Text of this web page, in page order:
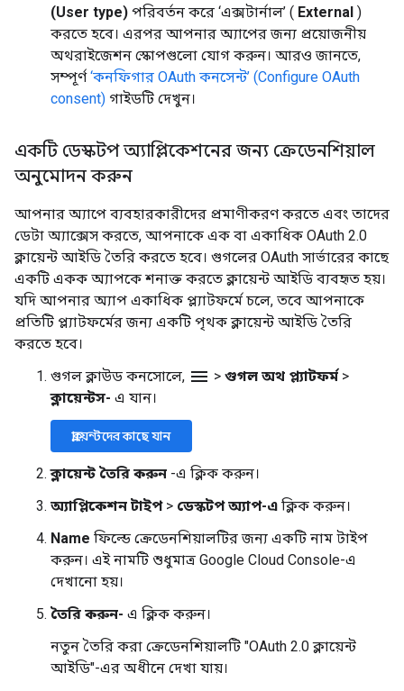
(User type) পরিবর্তন করে ‘এক্সটার্নাল’ ( External )
করতে হবে। এরপর আপনার অ্যাপের জন্য প্রয়োজনীয়
অথরাইজেশন স্কোপগুলো যোগ করুন। আরও জানতে,
সম্পূর্ণ‘কনফিগার OAuth কনসেন্ট’ (Configure OAuth
consent) গাইডটি দেখুন।
একটি ডেস্কটপ অ্যাপ্লিকেশনের জন্য ক্রেডেনশিয়াল
অনুমোদন করুন
আপনার অ্যাপে ব্যবহারকারীদের প্রমাণীকরণ করতে এবং তাদের
ডেটা অ্যাক্সেস করতে, আপনাকে এক বা একাধিক OAuth 2.0
ক্লায়েন্ট আইডি তৈরি করতে হবে। গুগলের OAuth সার্ভারের কাছে
একটি একক অ্যাপকে শনাক্ত করতে ক্লায়েন্ট আইডি ব্যবহৃত হয়।
যদি আপনার অ্যাপ একাধিক প্ল্যাটফর্মে চলে, তবে আপনাকে
প্রতিটি প্ল্যাটফর্মের জন্য একটি পৃথক ক্লায়েন্ট আইডি তৈরি
করতে হবে।
গুগল ক্লাউড কনসোলে, menu > গুগল অথ প্ল্যাটফর্ম >
ক্লায়েন্টস- এ যান।
ক্লায়েন্টদের কাছে যান
ক্লায়েন্ট তৈরি করুন -এ ক্লিক করুন।
অ্যাপ্লিকেশন টাইপ > ডেস্কটপ অ্যাপ-এ ক্লিক করুন।
Name ফিল্ডে ক্রেডেনশিয়ালটির জন্য একটি নাম টাইপ
করুন। এই নামটি শুধুমাত্র Google Cloud Console-এ
দেখানো হয়।
তৈরি করুন- এ ক্লিক করুন।
নতুন তৈরি করা ক্রেডেনশিয়ালটি "OAuth 2.0 ক্লায়েন্ট
আইডি"-এর অধীনে দেখা যায়।